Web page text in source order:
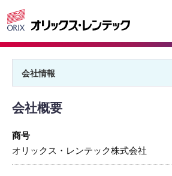
会社情報
会社概要
商号
オリックス・レンテック株式会社